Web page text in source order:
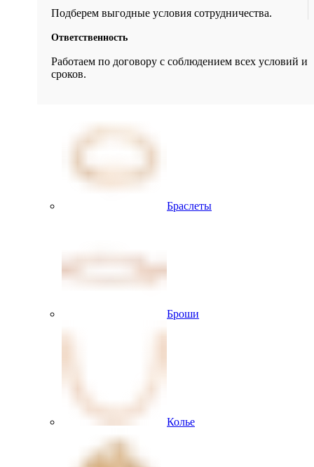
Подберем выгодные условия сотрудничества.
Ответственность
Работаем по договору с соблюдением всех условий и
сроков.
Браслеты
Броши
Колье